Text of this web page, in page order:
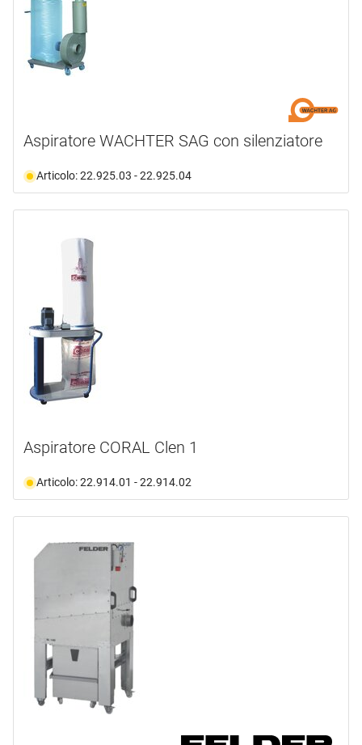
Aspiratore WACHTER SAG con silenziatore
Articolo: 22.925.03 - 22.925.04
Aspiratore CORAL Clen 1
Articolo: 22.914.01 - 22.914.02